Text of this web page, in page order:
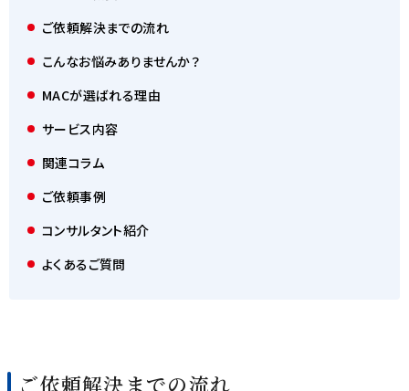
ご依頼解決までの流れ
こんなお悩みありませんか？
MACが選ばれる理由
サービス内容
関連コラム
ご依頼事例
コンサルタント紹介
よくあるご質問
ご依頼解決までの流れ